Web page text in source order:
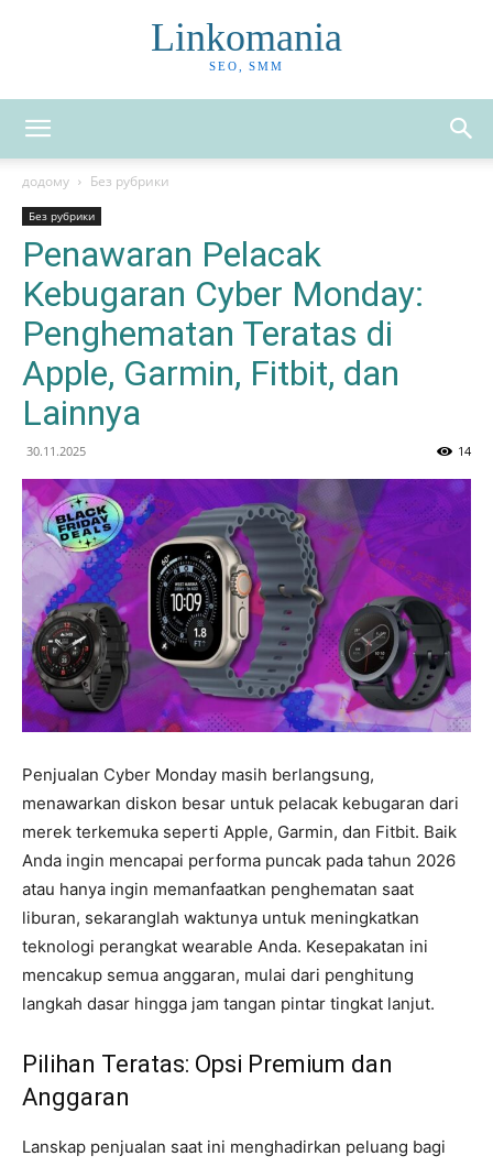
Linkomania
SEO, SMM
додому Без рубрики
Без рубрики
Penawaran Pelacak
Kebugaran Cyber Monday:
Penghematan Teratas di
Apple, Garmin, Fitbit, dan
Lainnya
30.11.2025 14
Penjualan Cyber Monday masih berlangsung,
menawarkan diskon besar untuk pelacak kebugaran dari
merek terkemuka seperti Apple, Garmin, dan Fitbit. Baik
Anda ingin mencapai performa puncak pada tahun 2026
atau hanya ingin memanfaatkan penghematan saat
liburan, sekaranglah waktunya untuk meningkatkan
teknologi perangkat wearable Anda. Kesepakatan ini
mencakup semua anggaran, mulai dari penghitung
langkah dasar hingga jam tangan pintar tingkat lanjut.
Pilihan Teratas: Opsi Premium dan
Anggaran
Lanskap penjualan saat ini menghadirkan peluang bagi